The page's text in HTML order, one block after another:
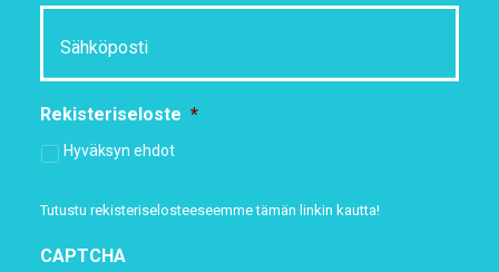
Rekisteriseloste *
Hyväksyn ehdot
Tutustu rekisteriselosteeseemmetämän linkin kautta!
CAPTCHA